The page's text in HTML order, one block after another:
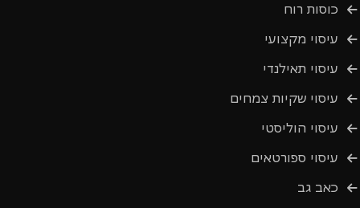
כוסות רוח
עיסוי מקצועי
עיסוי תאילנדי
עיסוי שקיות צמחים
עיסוי הוליסטי
עיסוי ספורטאים
כאב גב